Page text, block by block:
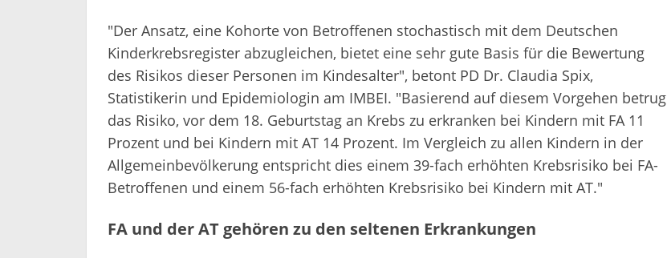
"Der Ansatz, eine Kohorte von Betroffenen stochastisch mit dem Deutschen
Kinderkrebsregister abzugleichen, bietet eine sehr gute Basis für die Bewertung
des Risikos dieser Personen im Kindesalter", betont PD Dr. Claudia Spix,
Statistikerin und Epidemiologin am IMBEI. "Basierend auf diesem Vorgehen betrug
das Risiko, vor dem 18. Geburtstag an Krebs zu erkranken bei Kindern mit FA 11
Prozent und bei Kindern mit AT 14 Prozent. Im Vergleich zu allen Kindern in der
Allgemeinbevölkerung entspricht dies einem 39-fach erhöhten Krebsrisiko bei FA-
Betroffenen und einem 56-fach erhöhten Krebsrisiko bei Kindern mit AT."
FA und der AT gehören zu den seltenen Erkrankungen